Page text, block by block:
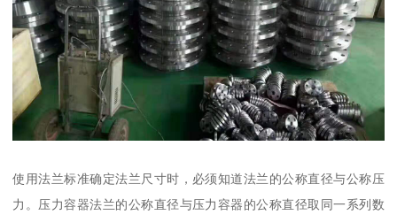
使用法兰标准确定法兰尺寸时，必须知道法兰的公称直径与公称压
力。压力容器法兰的公称直径与压力容器的公称直径取同一系列数